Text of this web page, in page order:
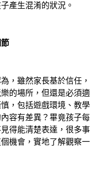
產生混淆的狀況。
，雖然家長基於信任，
的場所，但還是必須適
，包括遊戲環境、教學
容有差異？畢竟孩子每
得能清楚表達，很多事
機會，實地了解觀察一